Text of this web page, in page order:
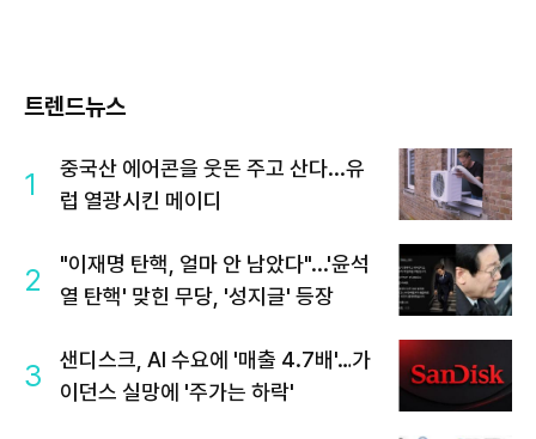
트렌드뉴스
1
중국산 에어콘을 웃돈 주고 산다...유
럽 열광시킨 메이디
2
"이재명 탄핵, 얼마 안 남았다"...'윤석
열 탄핵' 맞힌 무당, '성지글' 등장
3
샌디스크, AI 수요에 '매출 4.7배'…가
이던스 실망에 '주가는 하락'